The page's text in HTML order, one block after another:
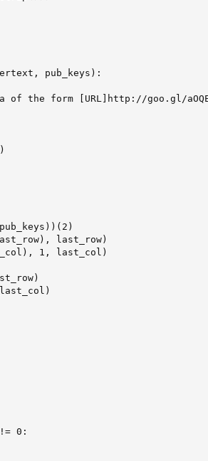
pub_keys):
of the form [URL]http://goo.gl/
last_row)
1, last_col)
0: